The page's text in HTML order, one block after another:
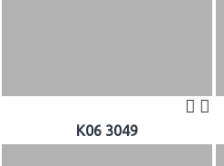
K06 3049